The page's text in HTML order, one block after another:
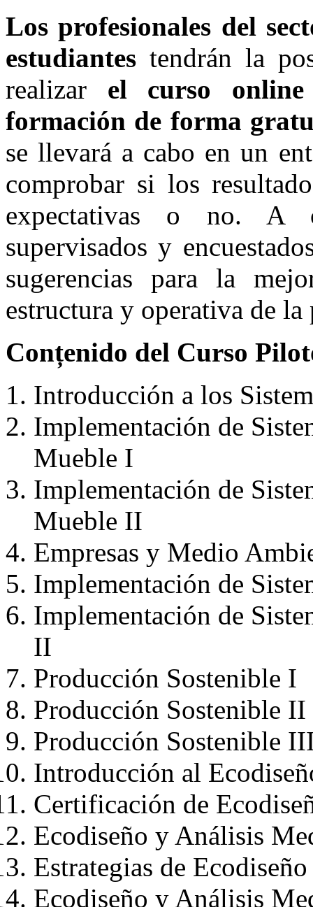
Los profesionales del
estudiantes tendrán la
realizar el curso
formación de forma
se llevará a cabo en un
comprobar si los
expectativas o no. A
supervisados y
sugerencias para la
estructura y operativa de
Conțenido del Curso
Introducción a los
Implementación de
Mueble I
Implementación de
Mueble II
Empresas y Medio
Implementación de
Implementación de
II
Producción Sostenible I
Producción Sostenible II
Producción Sostenible
Introducción al
Certificación de
Ecodiseño y Análisis
Estrategias de Ecodiseño
Ecodiseño y Análisis